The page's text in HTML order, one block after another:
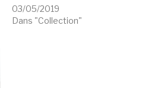
03/05/2019
Dans "Collection"